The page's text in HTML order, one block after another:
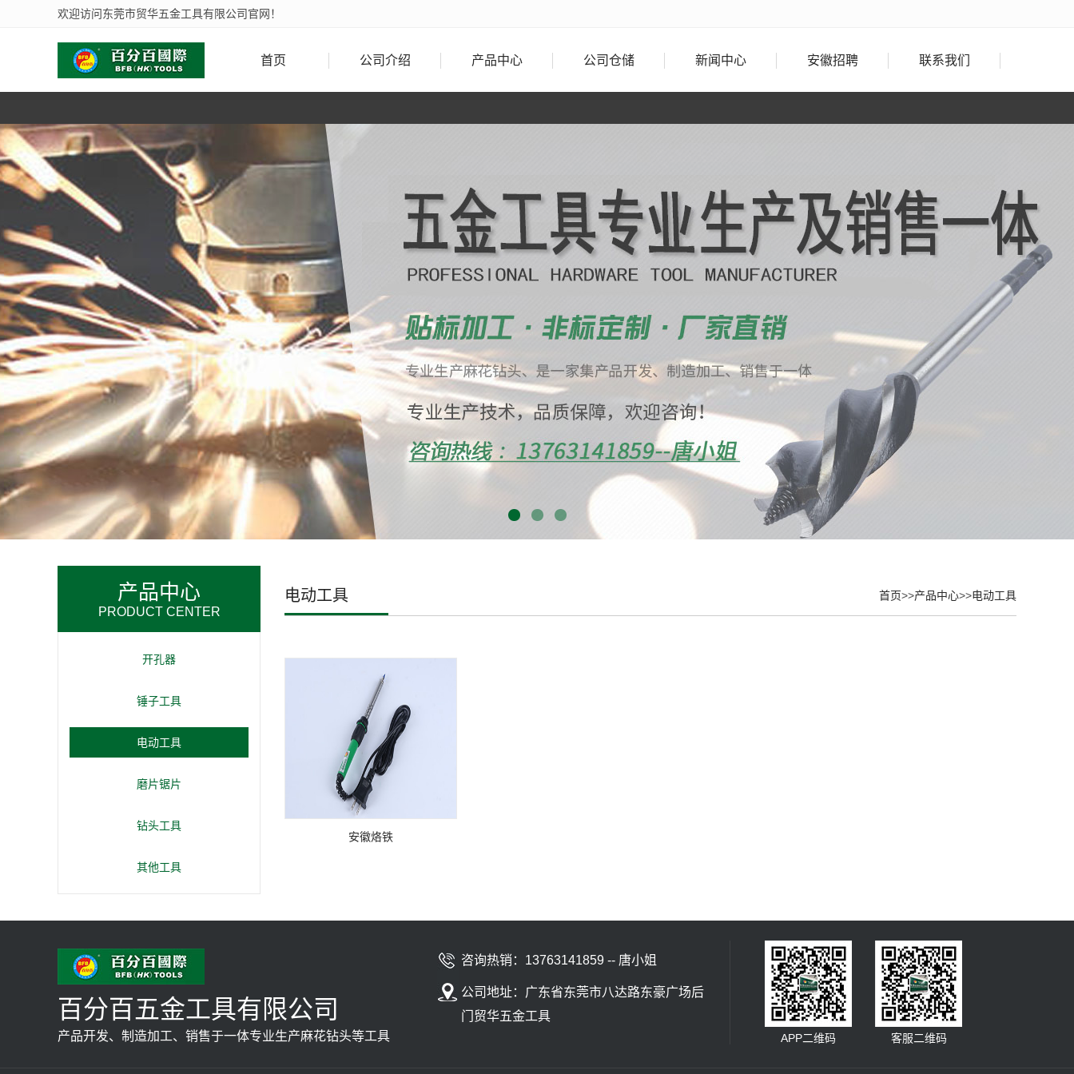
欢迎访问东莞市贸华五金工具有限公司官网！
首页 公司介绍 产品中心 公司仓储 新闻中心 安徽招聘 联系我们
产品中心
PRODUCT CENTER
开孔器
锤子工具
电动工具
磨片锯片
钻头工具
其他工具
电动工具 首页>>产品中心>>电动工具
安徽烙铁
百分百五金工具有限公司
产品开发、制造加工、销售于一体专业生产麻花钻头等工具
咨询热销：13763141859 -- 唐小姐
公司地址：广东省东莞市八达路东豪广场后
门贸华五金工具
APP二维码 客服二维码